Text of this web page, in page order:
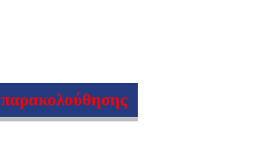
παρακολούθησης